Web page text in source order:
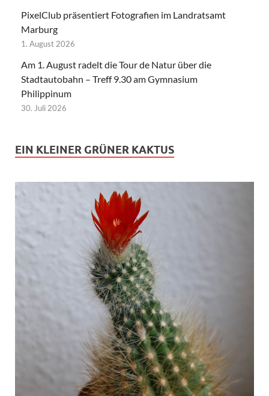
PixelClub präsentiert Fotografien im Landratsamt
Marburg
1. August 2026
Am 1. August radelt die Tour de Natur über die
Stadtautobahn – Treff 9.30 am Gymnasium
Philippinum
30. Juli 2026
EIN KLEINER GRÜNER KAKTUS